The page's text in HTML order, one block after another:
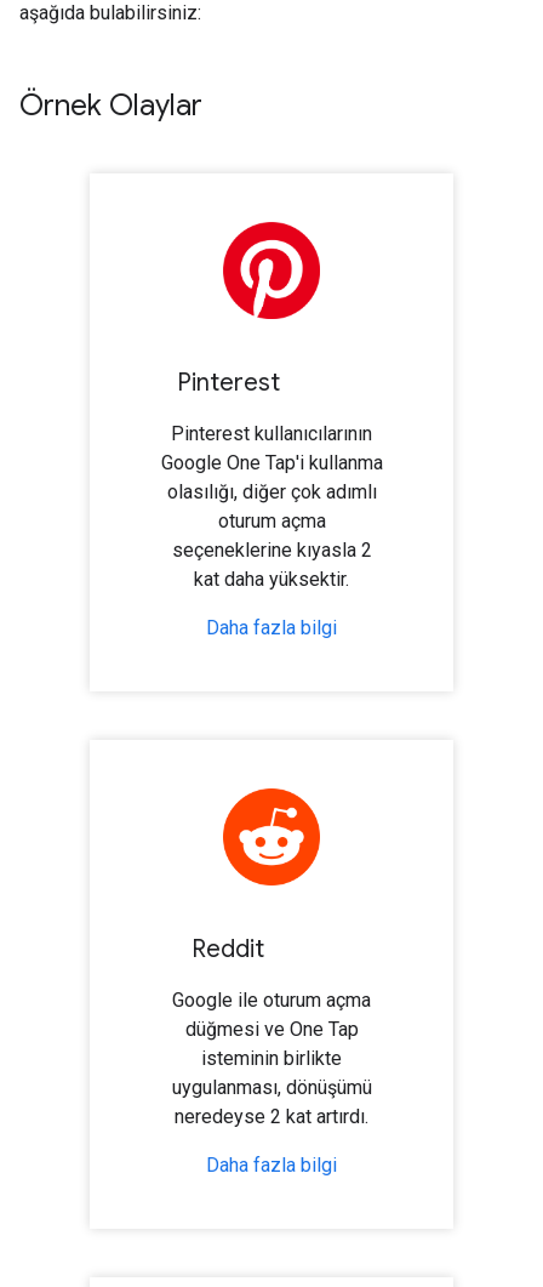
aşağıda bulabilirsiniz:
Örnek Olaylar
Pinterest
Pinterest kullanıcılarının
Google One Tap'i kullanma
olasılığı, diğer çok adımlı
oturum açma
seçeneklerine kıyasla 2
kat daha yüksektir.
Daha fazla bilgi
Reddit
Google ile oturum açma
düğmesi ve One Tap
isteminin birlikte
uygulanması, dönüşümü
neredeyse 2 kat artırdı.
Daha fazla bilgi